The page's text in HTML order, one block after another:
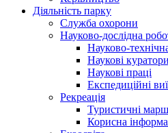
Діяльність парку
Служба охорони
Науково-дослідна
Науково-
Наукові куратори
Наукові праці
Експедиційні
Рекреація
Туристичні
Корисна